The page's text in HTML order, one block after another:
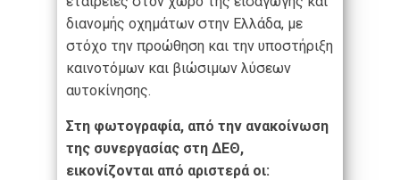
διανομής οχημάτων στην Ελλάδα, με
στόχο την προώθηση και την υποστήριξη
καινοτόμων και βιώσιμων λύσεων
αυτοκίνησης.
Στη φωτογραφία, από την ανακοίνωση
της συνεργασίας στη ΔΕΘ,
εικονίζονται από αριστερά οι: